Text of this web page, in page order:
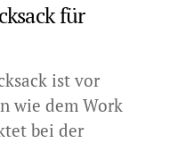
für
ist vor
wie dem Work
bei der